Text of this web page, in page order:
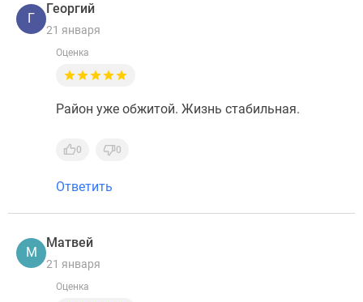
Г
Георгий
21 января
Оценка
Район уже обжитой. Жизнь стабильная.
0 0
Ответить
М
Матвей
21 января
Оценка